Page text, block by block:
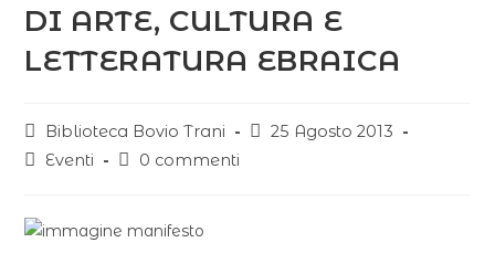
DI ARTE, CULTURA E
LETTERATURA EBRAICA
Biblioteca Bovio Trani
25 Agosto 2013
Eventi
0 commenti